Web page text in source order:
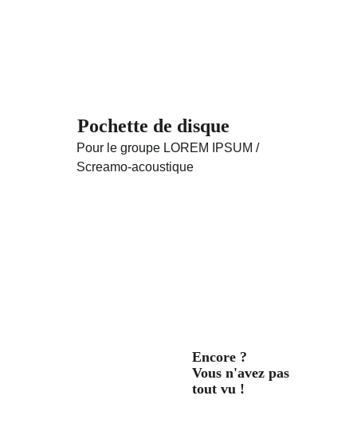
Pochette de disque
Pour le groupe LOREM IPSUM /
Screamo-acoustique
Encore ?
Vous n'avez pas
tout vu !